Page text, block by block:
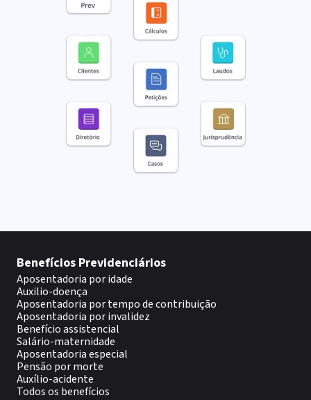
Benefícios Previdenciários
Aposentadoria por idade
Auxilio-doença
Aposentadoria por tempo de contribuição
Aposentadoria por invalidez
Benefício assistencial
Salário-maternidade
Aposentadoria especial
Pensão por morte
Auxílio-acidente
Todos os benefícios